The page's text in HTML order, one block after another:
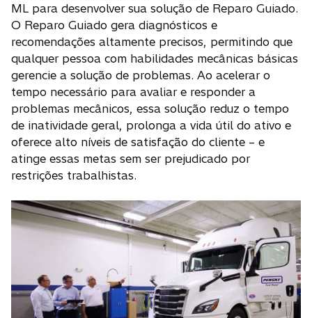
ML para desenvolver sua solução de Reparo Guiado.
O Reparo Guiado gera diagnósticos e
recomendações altamente precisos, permitindo que
qualquer pessoa com habilidades mecânicas básicas
gerencie a solução de problemas. Ao acelerar o
tempo necessário para avaliar e responder a
problemas mecânicos, essa solução reduz o tempo
de inatividade geral, prolonga a vida útil do ativo e
oferece alto níveis de satisfação do cliente – e
atinge essas metas sem ser prejudicado por
restrições trabalhistas.